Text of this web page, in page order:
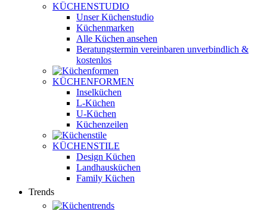
KÜCHENSTUDIO
Unser Küchenstudio
Küchenmarken
Alle Küchen ansehen
Beratungstermin vereinbaren unverbindlich &
kostenlos
KÜCHENFORMEN
Inselküchen
L-Küchen
U-Küchen
Küchenzeilen
KÜCHENSTILE
Design Küchen
Landhausküchen
Family Küchen
Trends